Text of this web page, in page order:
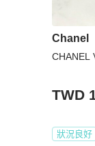
Chanel
CHANEL
TWD
狀況良好